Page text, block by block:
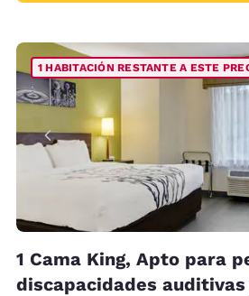
1 HABITACIÓN RESTANTE A ESTE
1 Cama King, Apto para
discapacidades